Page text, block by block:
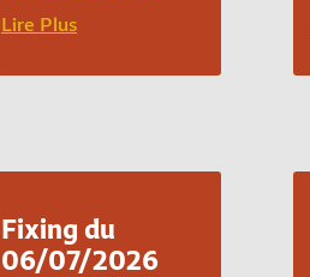
Lire Plus
Fixing du
06/07/2026